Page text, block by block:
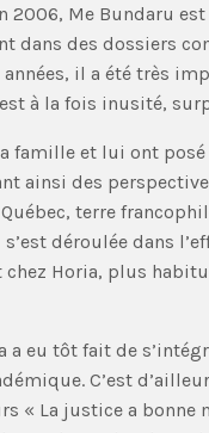
2006, Me Bundaru
dans des dossiers
années, il a été très
à la fois inusité,
famille et lui ont
ainsi des
terre
déroulée dans
chez Horia, plus
a eu tôt fait de
C’est
« La justice a bonne